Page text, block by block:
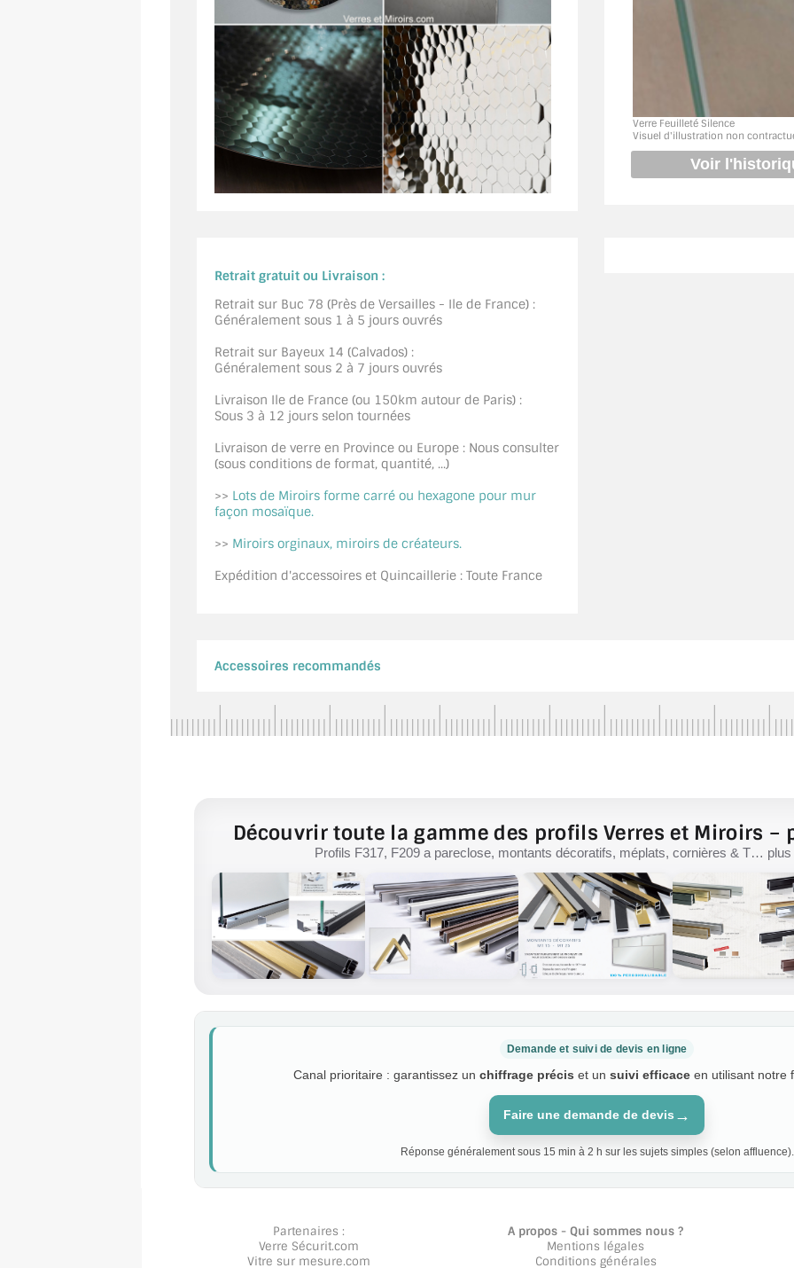
Verre Feuilleté Silence
Visuel d'illustration non
Retrait gratuit ou Livraison :
Retrait sur Buc 78 (Près de Versailles - Ile de France) :
Généralement sous 1 à 5 jours ouvrés
Retrait sur Bayeux 14 (Calvados) :
Généralement sous 2 à 7 jours ouvrés
Livraison Ile de France (ou 150km autour de Paris) :
Sous 3 à 12 jours selon tournées
Livraison de verre en Province ou Europe : Nous consulter
(sous conditions de format, quantité, ...)
>> Lots de Miroirs forme carré ou hexagone pour mur
façon mosaïque.
>> Miroirs orginaux, miroirs de créateurs.
Expédition d'accessoires et Quincaillerie : Toute France
Accessoires recommandés
Découvrir toute la gamme des profils Verres et Miroirs
Profils F317, F209 a pareclose, montants décoratifs, méplats, cornières & T… plus
Demande et suivi de devis en ligne
Canal prioritaire : garantissez un chiffrage précis et un suivi efficaceen utilisant notre
Faire une demande de devis →
Réponse généralement sous 15 min à 2 h sur les sujets simples (selon affluence).
Partenaires :
Verre Sécurit.com
Vitre sur mesure.com
A propos - Qui sommes nous ?
Mentions légales
Conditions générales